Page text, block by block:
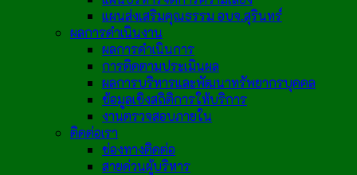
แผนส่งเสริมคุณธรรม อบจ.สุรินทร์
ผลการดำเนินงาน
ผลการดำเนินการ
การติดตามประเมินผล
ผลการบริหารและพัฒนาทรัพยากรบุคคล
ข้อมูลเชิงสถิติการให้บริการ
งานตรวจสอบภายใน
ติดต่อเรา
ช่องทางติดต่อ
สายด่วนผู้บริหาร